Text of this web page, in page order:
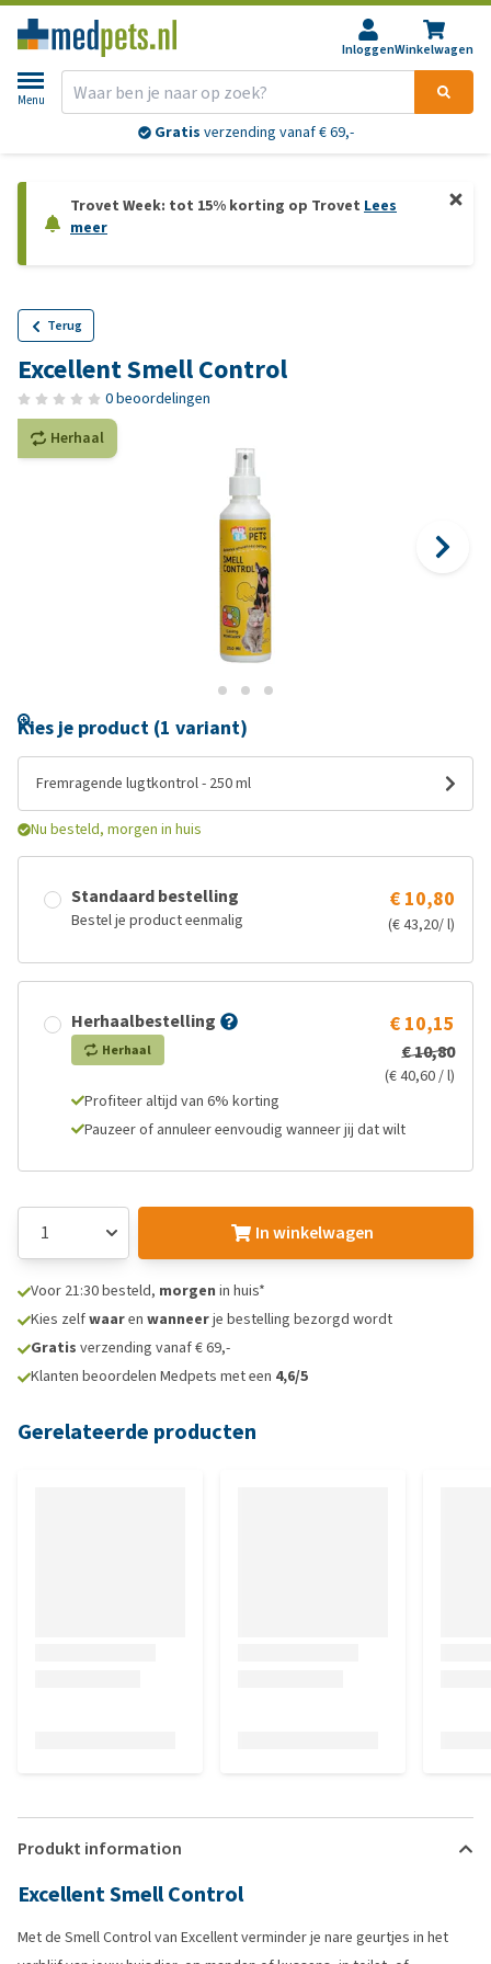
InloggenWinkelwagen
Menu
Gratis verzending vanaf € 69,-
Trovet Week: tot 15% korting op Trovet Lees
meer
Terug
Excellent Smell Control
0 beoordelingen
Herhaal
Kies je product (1 variant)
Fremragende lugtkontrol - 250 ml
Nu besteld, morgen in huis
Standaard bestelling
Bestel je product eenmalig
€ 10,80
(€ 43,20/ l)
Herhaalbestelling
Herhaal
€ 10,15
€ 10,80
(€ 40,60 / l)
Profiteer altijd van 6% korting
Pauzeer of annuleer eenvoudig wanneer jij dat wilt
In winkelwagen
Voor 21:30 besteld, morgen in huis*
Kies zelfwaaren wanneerje bestelling bezorgd wordt
Gratis verzending vanaf € 69,-
Klanten beoordelen Medpets met een 4,6/5
Gerelateerde producten
Produkt information
Excellent Smell Control
Met de Smell Control van Excellent verminder je nare geurtjes in het